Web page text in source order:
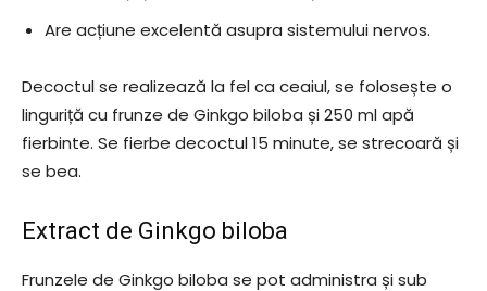
Are acțiune excelentă asupra sistemului nervos.
Decoctul se realizează la fel ca ceaiul, se folosește o
linguriță cu frunze de Ginkgo biloba și 250 ml apă
fierbinte. Se fierbe decoctul 15 minute, se strecoară și
se bea.
Extract de Ginkgo biloba
Frunzele de Ginkgo biloba se pot administra și sub